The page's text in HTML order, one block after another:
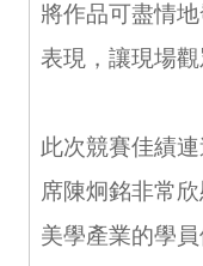
將作品可盡情
表現，讓現場觀
此次競賽佳績
席陳炯銘非常
美學產業的學